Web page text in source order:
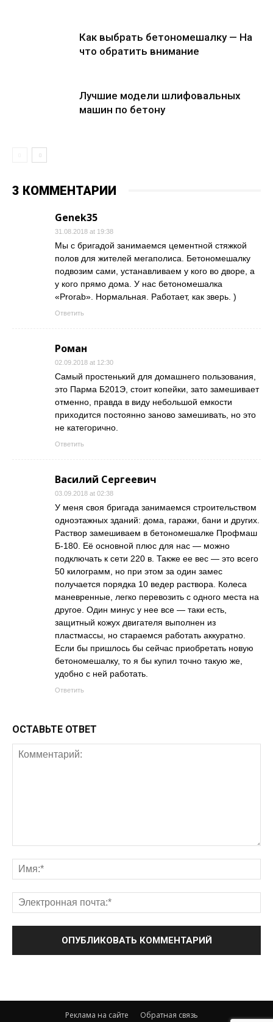
Как выбрать бетономешалку — На
что обратить внимание
Лучшие модели шлифовальных
машин по бетону
3 КОММЕНТАРИИ
Genek35
31.08.2018 at 19:38
Мы с бригадой занимаемся цементной стяжкой
полов для жителей мегаполиса. Бетономешалку
подвозим сами, устанавливаем у кого во дворе, а
у кого прямо дома. У нас бетономешалка
«Prorab». Нормальная. Работает, как зверь. )
Ответить
Роман
02.09.2018 at 12:30
Самый простенький для домашнего пользования,
это Парма Б201Э, стоит копейки, зато замешивает
отменно, правда в виду небольшой емкости
приходится постоянно заново замешивать, но это
не категорично.
Ответить
Василий Сергеевич
03.09.2018 at 02:38
У меня своя бригада занимаемся строительством
одноэтажных зданий: дома, гаражи, бани и других.
Раствор замешиваем в бетономешалке Профмаш
Б-180. Её основной плюс для нас — можно
подключать к сети 220 в. Также ее вес — это всего
50 килограмм, но при этом за один замес
получается порядка 10 ведер раствора. Колеса
маневренные, легко перевозить с одного места на
другое. Один минус у нее все — таки есть,
защитный кожух двигателя выполнен из
пластмассы, но стараемся работать аккуратно.
Если бы пришлось бы сейчас приобретать новую
бетономешалку, то я бы купил точно такую же,
удобно с ней работать.
Ответить
ОСТАВЬТЕ ОТВЕТ
Реклама на сайте Обратная связь